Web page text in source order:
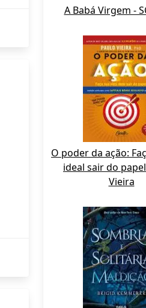
A Babá Virgem -
O poder da ação:
ideal sair do
Vieira